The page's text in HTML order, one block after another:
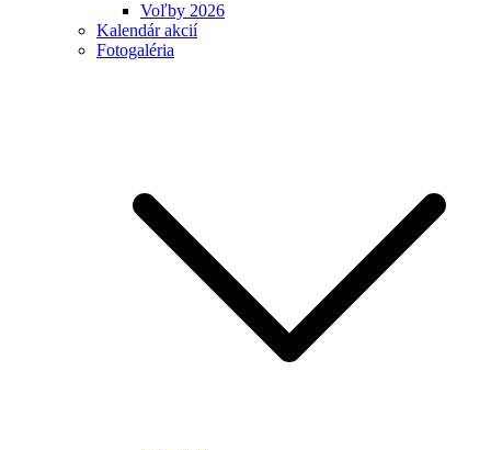
Voľby 2026
Kalendár akcií
Fotogaléria